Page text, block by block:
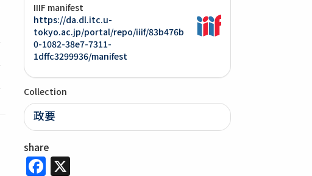
IIIF manifest
https://da.dl.itc.u-
tokyo.ac.jp/portal/repo/iiif/83b476b
0-1082-38e7-7311-
1dffc3299936/manifest
Collection
政要
share
Facebook
X